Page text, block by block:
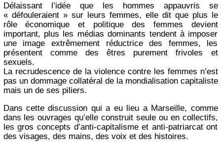
Délaissant l’idée que les hommes appauvris se
« défouleraient » sur leurs femmes, elle dit que plus le
rôle économique et politique des femmes devient
important, plus les médias dominants tendent à imposer
une image extrêmement réductrice des femmes, les
présentent comme des êtres purement frivoles et
sexuels.
La recrudescence de la violence contre les femmes n’est
pas un dommage collatéral de la mondialisation capitaliste
mais un de ses piliers.
Dans cette discussion qui a eu lieu a Marseille, comme
dans les ouvrages qu’elle construit seule ou en collectifs,
les gros concepts d’anti-capitalisme et anti-patriarcat ont
des visages, des mains, des voix et des histoires.